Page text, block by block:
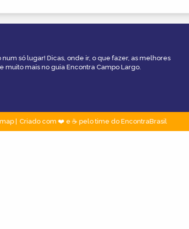
só lugar! Dicas, onde ir, o que fazer, as melhores
muito mais no guia Encontra Campo Largo.
Criado com ❤️ e ☕ pelo time do EncontraBrasil